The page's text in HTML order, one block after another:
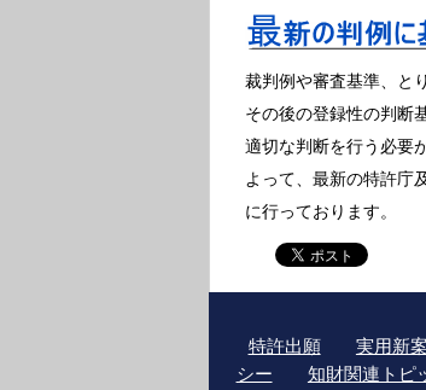
裁判例や審査基準、と
その後の登録性の判断
適切な判断を行う必要
よって、最新の特許庁
に行っております。
特許出願 実用新
シー
知財関連トピ